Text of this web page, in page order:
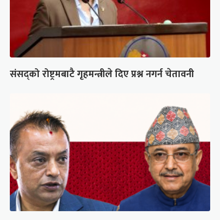
संसद्को रोष्ट्रमबाटै गृहमन्त्रीले दिए प्रश्न नगर्न चेतावनी